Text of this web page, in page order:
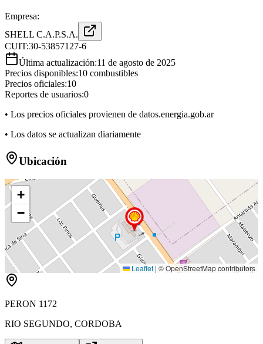
Empresa:
SHELL C.A.P.S.A.
CUIT:30-53857127-6
Última actualización:11 de agosto de 2025
Precios disponibles:10 combustibles
Precios oficiales:10
Reportes de usuarios:0
• Los precios oficiales provienen de datos.energia.gob.ar
• Los datos se actualizan diariamente
Ubicación
+
−
Leaflet | © OpenStreetMap contributors
PERON 1172
RIO SEGUNDO, CORDOBA